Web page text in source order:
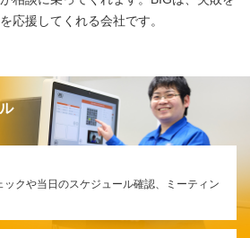
応援してくれる会社です。
ックや当日のスケジュール確認、ミーティン